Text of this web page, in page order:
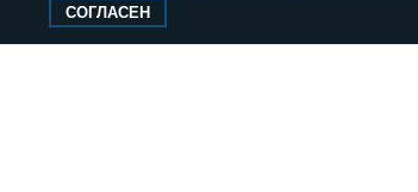
СОГЛАСЕН